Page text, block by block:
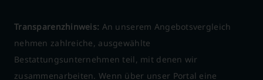
Transparenzhinweis: An unserem Angebotsvergleich
nehmen zahlreiche, ausgewählte
Bestattungsunternehmen teil, mit denen wir
zusammenarbeiten. Wenn über unser Portal eine